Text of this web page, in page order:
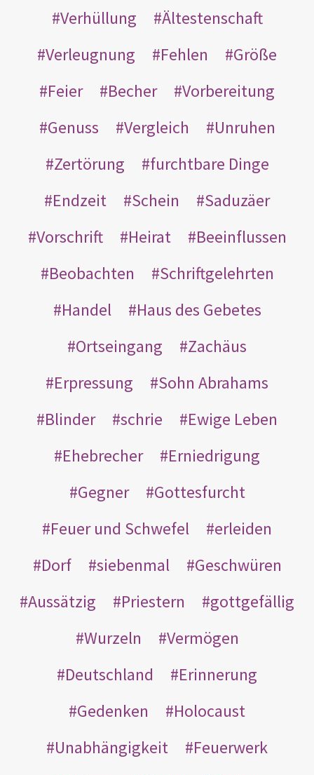
Verhüllung
Ältestenschaft
Verleugnung
Fehlen
Größe
Feier
Becher
Vorbereitung
Genuss
Vergleich
Unruhen
Zertörung
furchtbare Dinge
Endzeit
Schein
Saduzäer
Vorschrift
Heirat
Beeinflussen
Beobachten
Schriftgelehrten
Handel
Haus des Gebetes
Ortseingang
Zachäus
Erpressung
Sohn Abrahams
Blinder
schrie
Ewige Leben
Ehebrecher
Erniedrigung
Gegner
Gottesfurcht
Feuer und Schwefel
erleiden
Dorf
siebenmal
Geschwüren
Aussätzig
Priestern
gottgefällig
Wurzeln
Vermögen
Deutschland
Erinnerung
Gedenken
Holocaust
Unabhängigkeit
Feuerwerk